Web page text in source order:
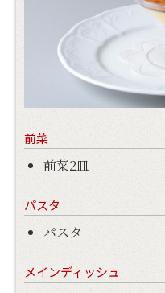
前菜
前菜2皿
パスタ
パスタ
メインディッシュ